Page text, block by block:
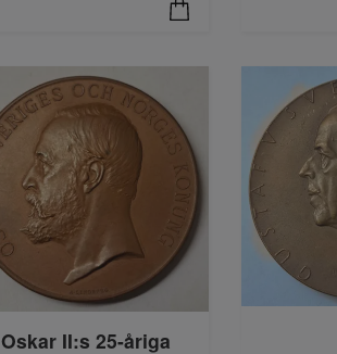
Oskar II:s 25-åriga